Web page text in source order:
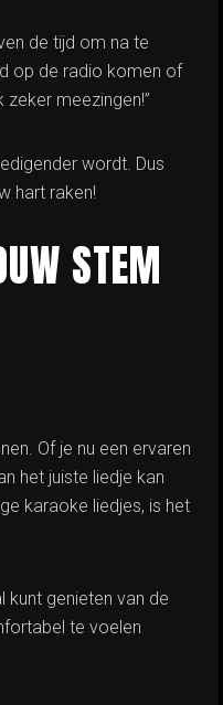
de tijd om na te
op de radio komen of
meezingen!”
wordt. Dus
hart raken!
STEM
Of je nu een ervaren
het juiste liedje kan
karaoke liedjes, is het
genieten van de
te voelen